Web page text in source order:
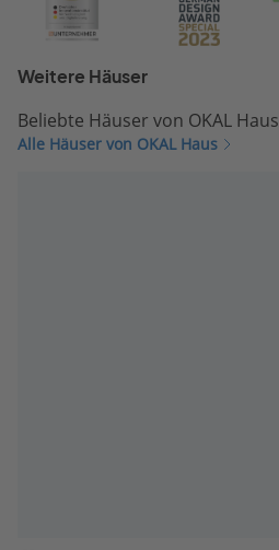
Weitere Häuser
Beliebte Häuser von OKAL Haus
Alle Häuser von OKAL Haus